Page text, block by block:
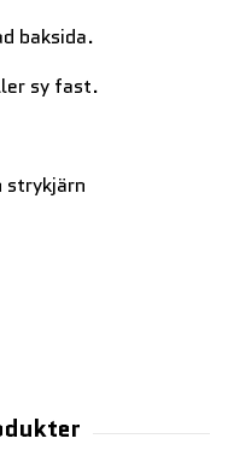
baksida.
sy fast.
strykjärn